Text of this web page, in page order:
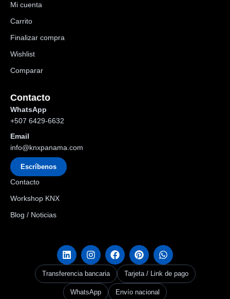
Mi cuenta
Carrito
Finalizar compra
Wishlist
Comparar
Contacto
WhatsApp
+507 6429-6632
Email
info@knxpanama.com
Escríbenos
Contacto
Workshop KNX
Blog / Noticias
Transferencia bancaria Tarjeta / Link de pago
WhatsApp Envío nacional